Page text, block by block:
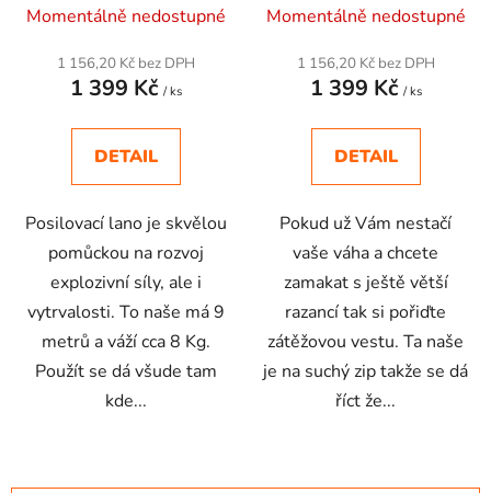
Momentálně nedostupné
1 156,20 Kč bez DPH
1 399 Kč / ks
DETAIL
Posilovací lano je skvělou
pomůckou na rozvoj
explozivní síly, ale i
vytrvalosti. To naše má 9
metrů a váží cca 8 Kg.
Použít se dá všude tam
kde...
Momentálně nedostupné
1 156,20 Kč bez DPH
1 399 Kč / ks
DETAIL
Pokud už Vám nestačí
vaše váha a chcete
zamakat s ještě větší
razancí tak si pořiďte
zátěžovou vestu. Ta naše
je na suchý zip takže se dá
říct že...